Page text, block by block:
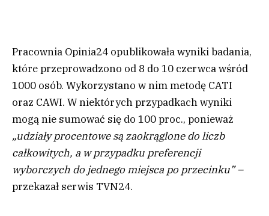
Pracownia Opinia24 opublikowała wyniki badania,
które przeprowadzono od 8 do 10 czerwca wśród
1000 osób. Wykorzystano w nim metodę CATI
oraz CAWI. W niektórych przypadkach wyniki
mogą nie sumować się do 100 proc., ponieważ
„udziały procentowe są zaokrąglone do liczb
całkowitych, a w przypadku preferencji
wyborczych do jednego miejsca po przecinku” –
przekazał serwis TVN24.